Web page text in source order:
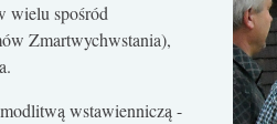
wielu spośród
Zmartwychwstania),
wstawienniczą -